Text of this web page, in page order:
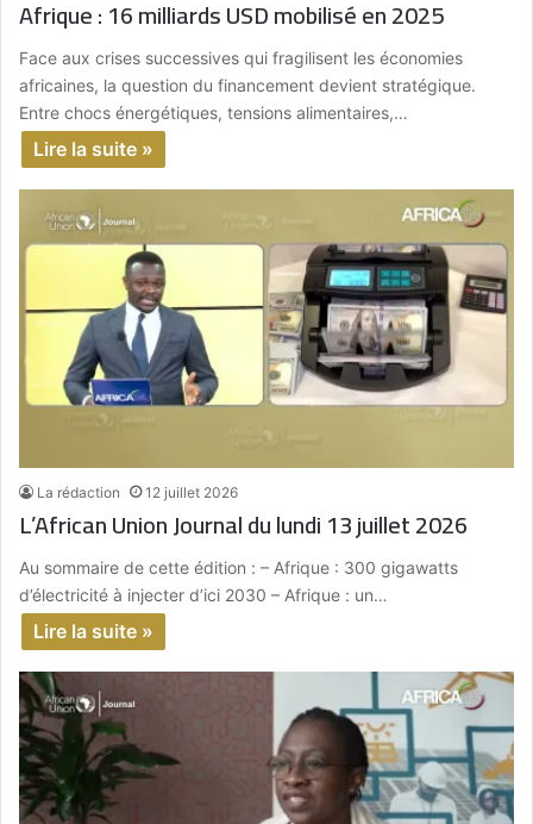
Afrique : 16 milliards USD mobilisé en 2025
Face aux crises successives qui fragilisent les économies
africaines, la question du financement devient stratégique.
Entre chocs énergétiques, tensions alimentaires,…
Lire la suite »
La rédaction 12 juillet 2026
L’African Union Journal du lundi 13 juillet 2026
Au sommaire de cette édition : – Afrique : 300 gigawatts
d’électricité à injecter d’ici 2030 – Afrique : un…
Lire la suite »